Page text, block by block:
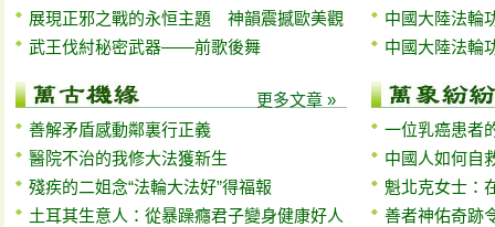
展現正邪之戰的永恒主題 神韻震撼歐美觀
武王伐紂秘密武器——前歌後舞
更多文章 »
善解矛盾感動鄰裏行正義
醫院不治的我修大法獲新生
殘疾的二姐念“法輪大法好”得福報
土耳其生意人：從暴躁癮君子變身健康好人
中國大陸法輪
中國大陸法輪
一位乳癌患者
中國人如何自
魁北克女士：
善者神佑奇跡